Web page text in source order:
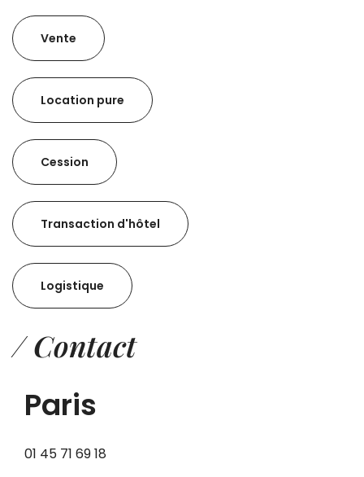
Vente
Location pure
Cession
Transaction d'hôtel
Logistique
/ Contact
Paris
01 45 71 69 18